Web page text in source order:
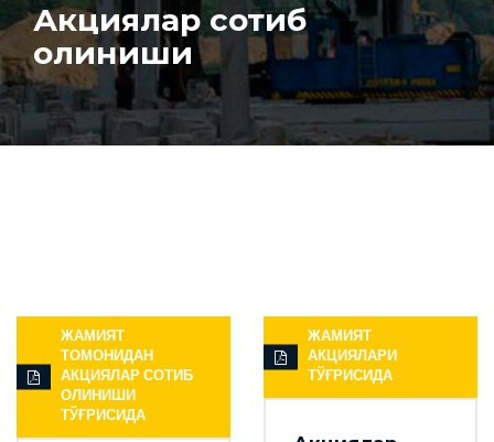
Акциялар сотиб
олиниши
ЖАМИЯТ
ТОМОНИДАН
АКЦИЯЛАР СОТИБ
ОЛИНИШИ
ТЎҒРИСИДА
ЖАМИЯТ
АКЦИЯЛАРИ
ТЎҒРИСИДА